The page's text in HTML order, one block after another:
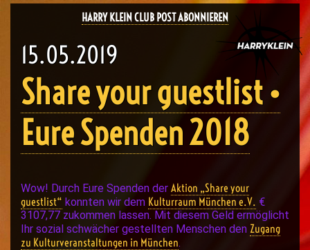
HARRY KLEIN CLUB POST ABONNIEREN
15.05.2019
Share your guestlist •
Eure Spenden 2018
Wow! Durch Eure Spenden der Aktion „Share your
guestlist“ konnten wir dem Kulturraum München e.V. €
3107,77 zukommen lassen. Mit diesem Geld ermöglicht
Ihr sozial schwächer gestellten Menschen den Zugang
zu Kulturveranstaltungen in München.